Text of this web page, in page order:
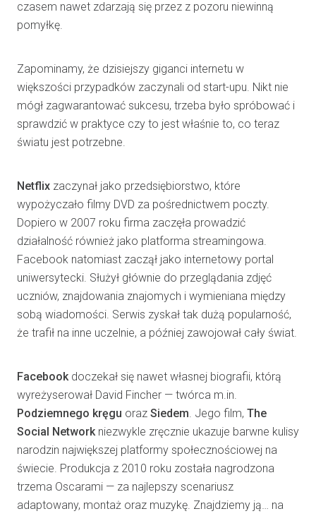
czasem nawet zdarzają się przez z pozoru niewinną
pomyłkę.
Zapominamy, że dzisiejszy giganci internetu w
większości przypadków zaczynali od start-upu. Nikt nie
mógł zagwarantować sukcesu, trzeba było spróbować i
sprawdzić w praktyce czy to jest właśnie to, co teraz
światu jest potrzebne.
Netflix zaczynał jako przedsiębiorstwo, które
wypożyczało filmy DVD za pośrednictwem poczty.
Dopiero w 2007 roku firma zaczęła prowadzić
działalność również jako platforma streamingowa.
Facebook natomiast zaczął jako internetowy portal
uniwersytecki. Służył głównie do przeglądania zdjęć
uczniów, znajdowania znajomych i wymieniana między
sobą wiadomości. Serwis zyskał tak dużą popularność,
że trafił na inne uczelnie, a później zawojował cały świat.
Facebookdoczekał się nawet własnej biografii, którą
wyreżyserował David Fincher — twórca m.in.
Podziemnego kręgu oraz Siedem. Jego film, The
Social Networkniezwykle zręcznie ukazuje barwne kulisy
narodzin największej platformy społecznościowej na
świecie. Produkcja z 2010 roku została nagrodzona
trzema Oscarami — za najlepszy scenariusz
adaptowany, montaż oraz muzykę. Znajdziemy ją… na